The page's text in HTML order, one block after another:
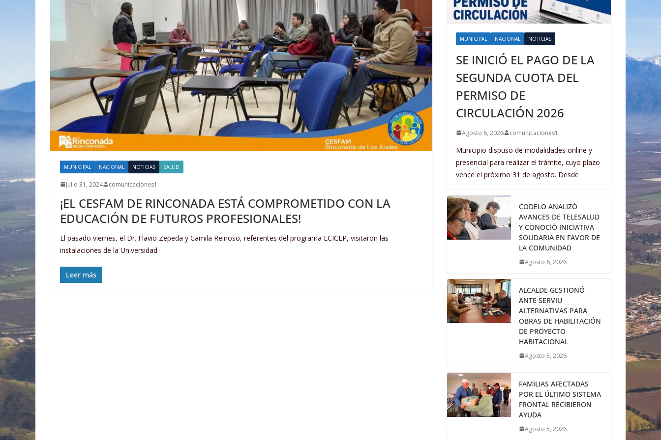
MUNICIPAL NACIONAL NOTICIAS SALUD
Julio 31, 2024 comunicaciones1
¡EL CESFAM DE RINCONADA ESTÁ COMPROMETIDO CON LA
EDUCACIÓN DE FUTUROS PROFESIONALES!
El pasado viernes, el Dr. Flavio Zepeda y Camila Reinoso, referentes del programa ECICEP, visitaron las
instalaciones de la Universidad
Leer más
MUNICIPAL NACIONAL NOTICIAS
SE INICIÓ EL PAGO DE LA
SEGUNDA CUOTA DEL
PERMISO DE
CIRCULACIÓN 2026
Agosto 6, 2026 comunicaciones1
Municipio dispuso de modalidades online y
presencial para realizar el trámite, cuyo plazo
vence el próximo 31 de agosto. Desde
CODELO ANALIZÓ
AVANCES DE TELESALUD
Y CONOCIÓ INICIATIVA
SOLIDARIA EN FAVOR DE
LA COMUNIDAD
Agosto 6, 2026
ALCALDE GESTIONÓ
ANTE SERVIU
ALTERNATIVAS PARA
OBRAS DE HABILITACIÓN
DE PROYECTO
HABITACIONAL
Agosto 5, 2026
FAMILIAS AFECTADAS
POR EL ÚLTIMO SISTEMA
FRONTAL RECIBIERON
AYUDA
Agosto 5, 2026